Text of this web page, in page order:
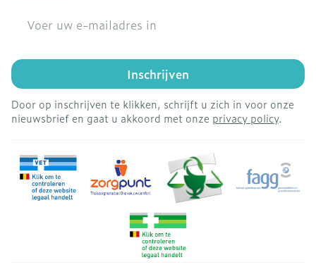
Inschrijven
Door op inschrijven te klikken, schrijft u zich in voor onze
nieuwsbrief en gaat u akkoord met onze privacy policy.